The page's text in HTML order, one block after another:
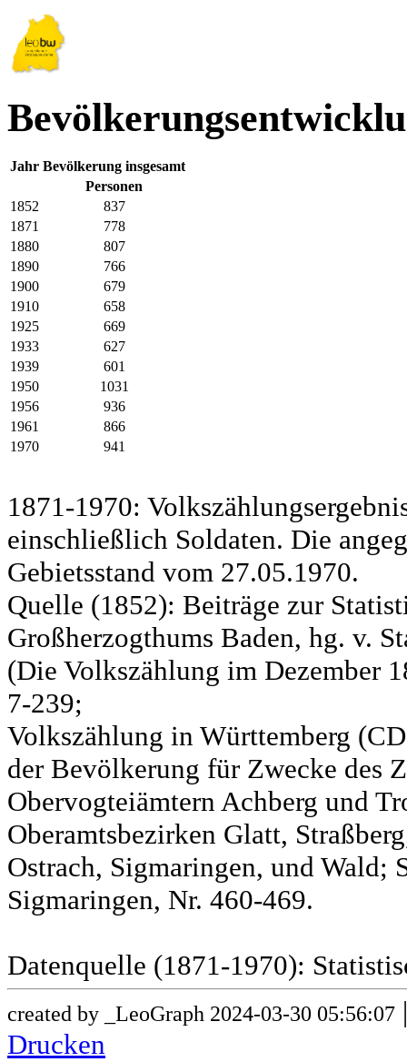
Jahr Bevölkerung insgesamt
Personen
1852
837
1871
778
1880
807
1890
766
1900
679
1910
658
1925
669
1933
627
1939
601
1950
1031
1956
936
1961
866
1970
941
1871-1970:
einschließlich Soldaten. Die
Gebietsstand vom 27.05.1970.
Quelle (1852): Beiträge zur
Großherzogthums Baden, hg. v.
(Die Volkszählung im Dezember
7-239;
Volkszählung in Württemberg
der Bevölkerung für Zwecke des
Obervogteiämtern Achberg und
Oberamtsbezirken Glatt,
Ostrach, Sigmaringen, und Wald;
Sigmaringen, Nr. 460-469.
Datenquelle (1871-1970):
created by _LeoGraph 2024-03-30 05:56:07
Drucken